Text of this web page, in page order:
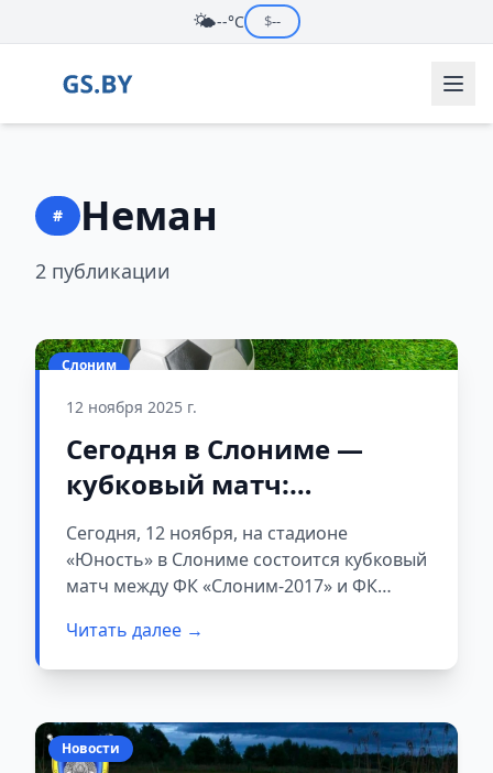
🌤️--°C $--
# Неман
2 публикации
Слоним
12 ноября 2025 г.
Сегодня в Слониме —
кубковый матч:
«Слоним» принимает
гродненский «Неман»
Сегодня, 12 ноября, на стадионе
«Юность» в Слониме состоится кубковый
матч между ФК «Слоним-2017» и ФК
Читать далее →
Новости